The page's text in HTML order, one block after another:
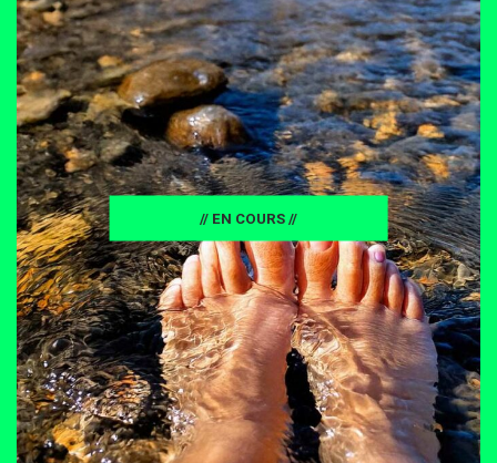
// EN COURS //